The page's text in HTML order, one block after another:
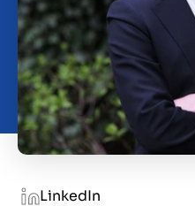
LinkedIn